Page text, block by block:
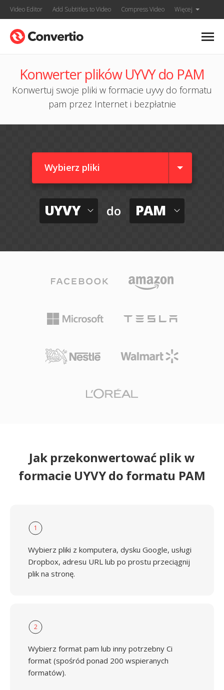
Video Editor Add Subtitles to Video Compress Video Więcej
Konwerter plików UYVY do PAM
Konwertuj swoje pliki w formacie uyvy do formatu
pam przez Internet i bezpłatnie
Wybierz pliki
UYVY do PAM
Jak przekonwertować plik w
formacie UYVY do formatu PAM
1
Wybierz pliki z komputera, dysku Google, usługi
Dropbox, adresu URL lub po prostu przeciągnij
plik na stronę.
2
Wybierz format pam lub inny potrzebny Ci
format (spośród ponad 200 wspieranych
formatów).